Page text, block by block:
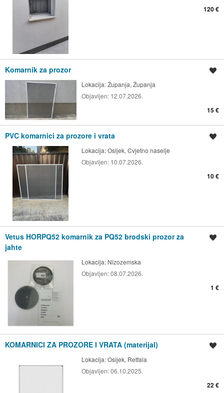
120 €
Komarnik za prozor
Lokacija:Županja, Županja
Objavljen: 12.07.2026.
15 €
PVC komarnici za prozore i vrata
Lokacija:Osijek, Cvjetno naselje
Objavljen: 10.07.2026.
10 €
Vetus HORPQ52 komarnik za PQ52 brodski prozor za
jahte
Lokacija: Nizozemska
Objavljen:08.07.2026.
1 €
KOMARNICI ZA PROZORE I VRATA (materijal)
Lokacija:Osijek, Retfala
Objavljen:06.10.2025.
22 €